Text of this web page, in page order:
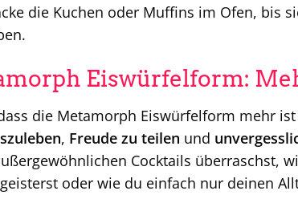
die Kuchen oder Muffins im Ofen, bis
Eiswürfelform:
die Metamorph Eiswürfelform mehr
, Freude zu teilen und
Cocktails überraschst,
oder wie du einfach nur deinen